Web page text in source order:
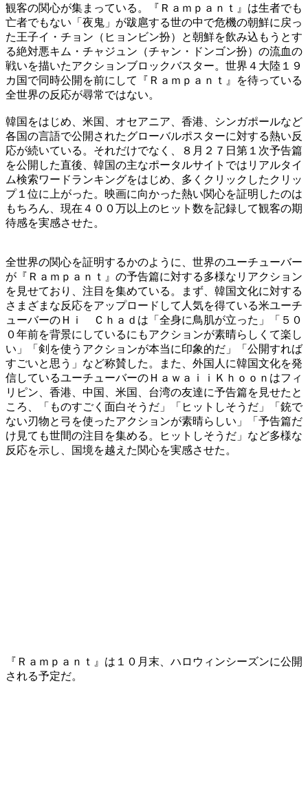
観客の関心が集まっている。『Ｒａｍｐａｎｔ』は生者でも
亡者でもない「夜鬼」が跋扈する世の中で危機の朝鮮に戻っ
た王子イ・チョン（ヒョンビン扮）と朝鮮を飲み込もうとす
る絶対悪キム・チャジュン（チャン・ドンゴン扮）の流血の
戦いを描いたアクションブロックバスター。世界４大陸１９
カ国で同時公開を前にして『Ｒａｍｐａｎｔ』を待っている
全世界の反応が尋常ではない。
韓国をはじめ、米国、オセアニア、香港、シンガポールなど
各国の言語で公開されたグローバルポスターに対する熱い反
応が続いている。それだけでなく、８月２７日第１次予告篇
を公開した直後、韓国の主なポータルサイトではリアルタイ
ム検索ワードランキングをはじめ、多くクリックしたクリッ
プ１位に上がった。映画に向かった熱い関心を証明したのは
もちろん、現在４００万以上のヒット数を記録して観客の期
待感を実感させた。
全世界の関心を証明するかのように、世界のユーチューバー
が『Ｒａｍｐａｎｔ』の予告篇に対する多様なリアクション
を見せており、注目を集めている。まず、韓国文化に対する
さまざまな反応をアップロードして人気を得ている米ユーチ
ューバーのＨｉ Ｃｈａｄは「全身に鳥肌が立った」「５０
０年前を背景にしているにもアクションが素晴らしくて楽し
い」「剣を使うアクションが本当に印象的だ」「公開すれば
すごいと思う」など称賛した。また、外国人に韓国文化を発
信しているユーチューバーのＨａｗａｉｉＫｈｏｏｎはフィ
リピン、香港、中国、米国、台湾の友達に予告篇を見せたと
ころ、「ものすごく面白そうだ」「ヒットしそうだ」「銃で
ない刃物と弓を使ったアクションが素晴らしい」「予告篇だ
け見ても世間の注目を集める。ヒットしそうだ」など多様な
反応を示し、国境を越えた関心を実感させた。
『Ｒａｍｐａｎｔ』は１０月末、ハロウィンシーズンに公開
される予定だ。